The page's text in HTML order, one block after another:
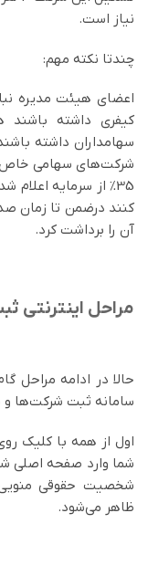
نیاز است.
چندتا نکته مهم:
اعضای هیئت مدیره
کیفری داشته باشند
سهامداران داشته
35% از سرمایه
کنند درضمن تا زمان
آن را برداشت کرد.
مراحل اینترنتی
حالا در ادامه
سامانه ثبت شرکت‌ها
اول از همه با کلیک
شما وارد صفحه اصلی
شخصیت حقوقی
ظاهر می‌شود.